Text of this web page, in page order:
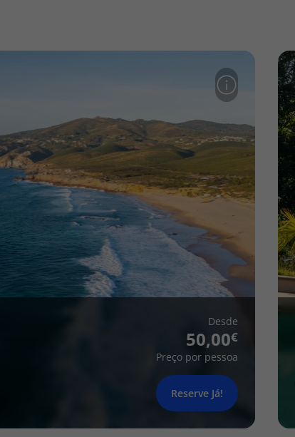
Desde
50,00
Preço por pessoa
Reserve Já!